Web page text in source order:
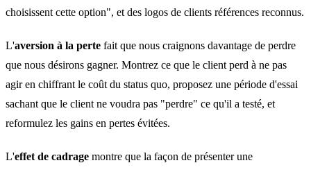
choisissent cette option", et des logos de clients références reconnus.
L'aversion à la perte fait que nous craignons davantage de perdre
que nous désirons gagner. Montrez ce que le client perd à ne pas
agir en chiffrant le coût du status quo, proposez une période d'essai
sachant que le client ne voudra pas "perdre" ce qu'il a testé, et
reformulez les gains en pertes évitées.
L'effet de cadrage montre que la façon de présenter une